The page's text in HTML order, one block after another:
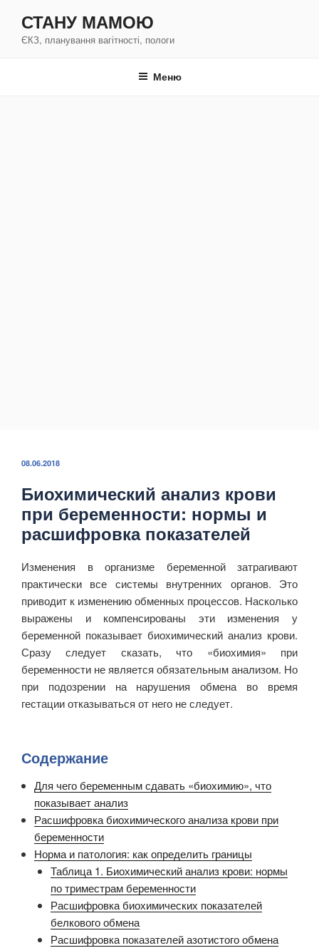
содержимому
СТАНУ МАМОЮ
ЄКЗ, планування вагітності, пологи
Меню
ОПУБЛИКОВАНО
08.06.2018
Биохимический анализ крови
при беременности: нормы и
расшифровка показателей
Изменения в организме беременной затрагивают
практически все системы внутренних органов. Это
приводит к изменению обменных процессов. Насколько
выражены и компенсированы эти изменения у
беременной показывает биохимический анализ крови.
Сразу следует сказать, что «биохимия» при
беременности не является обязательным анализом. Но
при подозрении на нарушения обмена во время
гестации отказываться от него не следует.
Содержание
Для чего беременным сдавать «биохимию», что
показывает анализ
Расшифровка биохимического анализа крови при
беременности
Норма и патология: как определить границы
Таблица 1. Биохимический анализ крови: нормы
по триместрам беременности
Расшифровка биохимических показателей
белкового обмена
Расшифровка показателей азотистого обмена